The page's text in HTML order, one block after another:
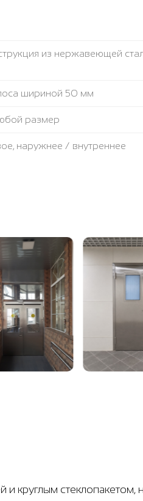
из нержавеющей
шириной 50 мм
размер
наружнее / внутреннее
круглым